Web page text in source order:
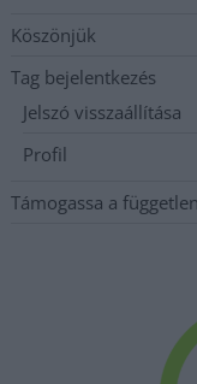
Köszönjük
Tag bejelentkezés
Jelszó visszaállítása
Profil
Támogassa a